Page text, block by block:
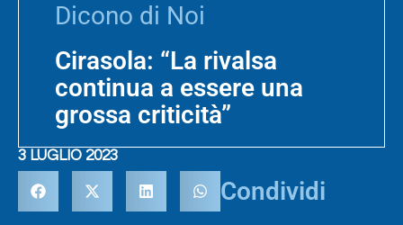
Dicono di Noi
Cirasola: “La rivalsa
continua a essere una
grossa criticità”
3 LUGLIO 2023
Condividi